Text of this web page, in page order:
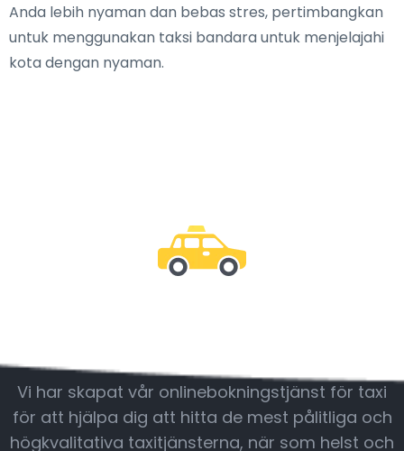
Anda lebih nyaman dan bebas stres, pertimbangkan
untuk menggunakan taksi bandara untuk menjelajahi
kota dengan nyaman.
Vi har skapat vår onlinebokningstjänst för taxi
för att hjälpa dig att hitta de mest pålitliga och
högkvalitativa taxitjänsterna, när som helst och